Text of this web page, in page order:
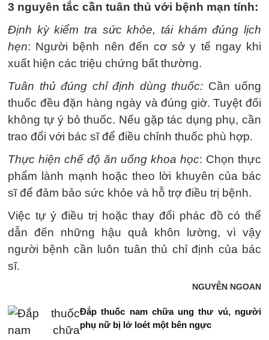
3 nguyên tắc cần tuân thủ với bệnh mạn tính:
Định kỳ kiểm tra sức khỏe, tái khám đúng lịch
hẹn: Người bệnh nên đến cơ sở y tế ngay khi
xuất hiện các triệu chứng bất thường.
Tuân thủ đúng chỉ định dùng thuốc: Cần uống
thuốc đều đặn hàng ngày và đúng giờ. Tuyệt đối
không tự ý bỏ thuốc. Nếu gặp tác dụng phụ, cần
trao đổi với bác sĩ để điều chỉnh thuốc phù hợp.
Thực hiện chế độ ăn uống khoa học: Chọn thực
phẩm lành mạnh hoặc theo lời khuyên của bác
sĩ để đảm bảo sức khỏe và hỗ trợ điều trị bệnh.
Việc tự ý điều trị hoặc thay đổi phác đồ có thể
dẫn đến những hậu quả khôn lường, vì vậy
người bệnh cần luôn tuân thủ chỉ định của bác
sĩ.
NGUYỄN NGOAN
Đắp thuốc nam chữa ung thư vú, người
phụ nữ bị lở loét một bên ngực